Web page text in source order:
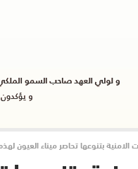
الامنية بتنوعها تحاصر ميناء العيون